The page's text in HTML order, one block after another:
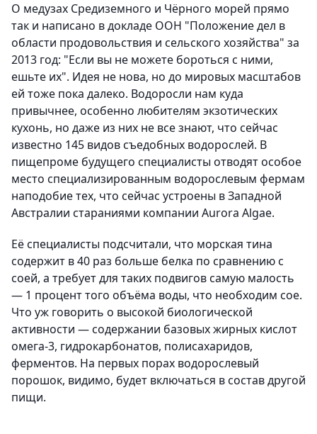
О медузах Средиземного и Чёрного морей прямо
так и написано в докладе ООН "Положение дел в
области продовольствия и сельского хозяйства" за
2013 год: "Если вы не можете бороться с ними,
ешьте их". Идея не нова, но до мировых масштабов
ей тоже пока далеко. Водоросли нам куда
привычнее, особенно любителям экзотических
кухонь, но даже из них не все знают, что сейчас
известно 145 видов съедобных водорослей. В
пищепроме будущего специалисты отводят особое
место специализированным водорослевым фермам
наподобие тех, что сейчас устроены в Западной
Австралии стараниями компании Aurora Algae.
Её специалисты подсчитали, что морская тина
содержит в 40 раз больше белка по сравнению с
соей, а требует для таких подвигов самую малость
— 1 процент того объёма воды, что необходим сое.
Что уж говорить о высокой биологической
активности — содержании базовых жирных кислот
омега-3, гидрокарбонатов, полисахаридов,
ферментов. На первых порах водорослевый
порошок, видимо, будет включаться в состав другой
пищи.